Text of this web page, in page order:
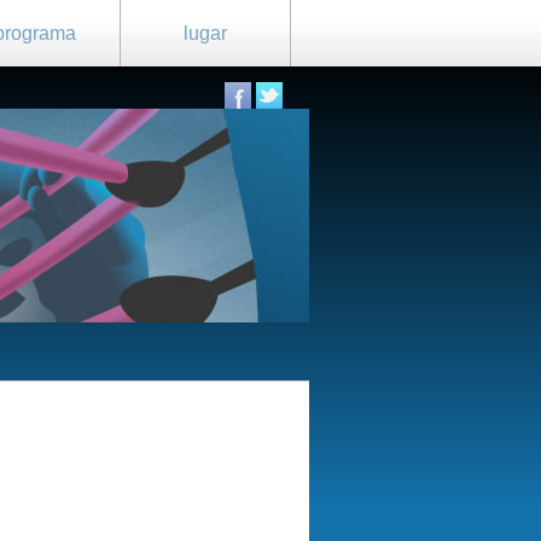
lugar